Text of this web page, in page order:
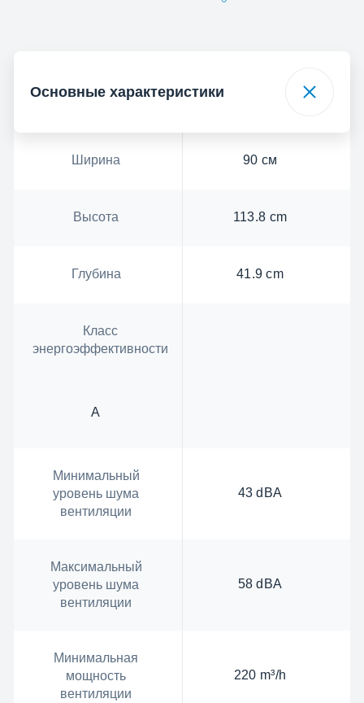
Основные характеристики
Ширина 90 см
Высота 113.8 cm
Глубина 41.9 cm
Класс
энергоэффективности
А
Минимальный
уровень шума
вентиляции
43 dBA
Максимальный
уровень шума
вентиляции
58 dBA
Минимальная
мощность
вентиляции
220 m³/h